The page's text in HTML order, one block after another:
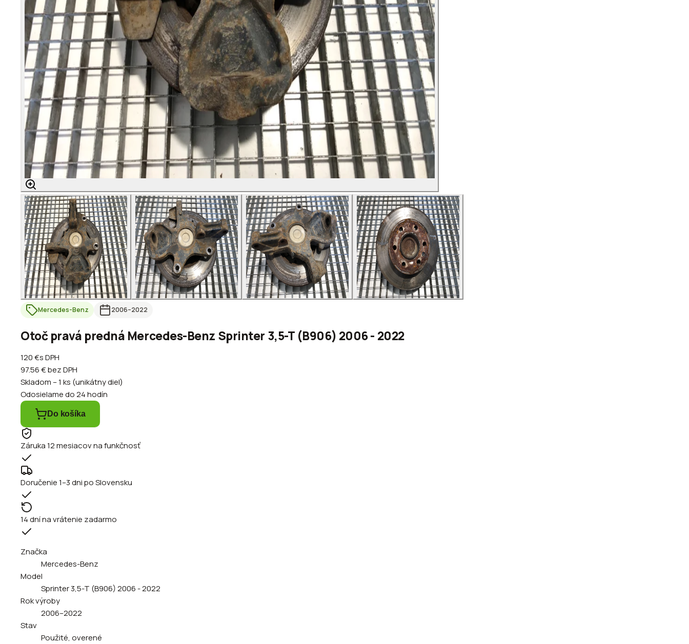
Mercedes-Benz 2006–2022
Otoč pravá predná Mercedes-Benz Sprinter 3,5-T (B906) 2006 - 2022
120 €s DPH
97.56 €bez DPH
Skladom – 1 ks (unikátny diel)
Odosielame do 24 hodín
Do košíka
Záruka 12 mesiacov na funkčnosť
Doručenie 1–3 dni po Slovensku
14 dní na vrátenie zadarmo
Značka
Mercedes-Benz
Model
Sprinter 3,5-T (B906) 2006 - 2022
Rok výroby
2006–2022
Stav
Použité, overené